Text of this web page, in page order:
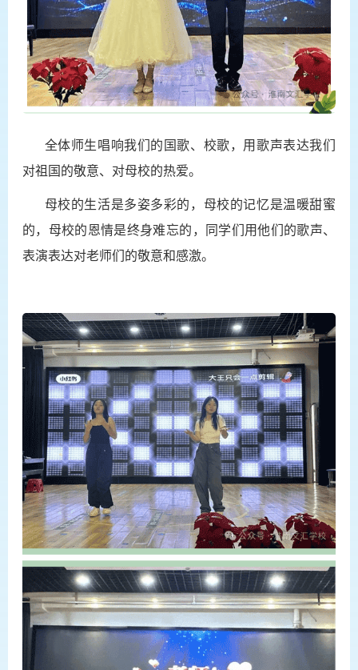
全体师生唱响我们的国歌、校歌，用歌声表达我们
对祖国的敬意、对母校的热爱。
母校的生活是多姿多彩的，母校的记忆是温暖甜蜜
的，母校的恩情是终身难忘的，同学们用他们的歌声、
表演表达对老师们的敬意和感激。